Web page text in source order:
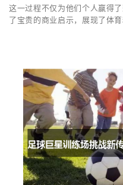
这一过程不仅为他们个人赢得
了宝贵的商业启示，展现了体